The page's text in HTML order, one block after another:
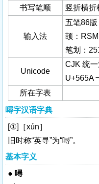
书写笔顺 竖折横折
输入法
五笔86
颉：
笔划：
Unicode
CJK 统
U+565A
所在字表
噚字汉语字典
[①]［xún］
旧时称“英寻”为“噚”。
基本字义
● 噚